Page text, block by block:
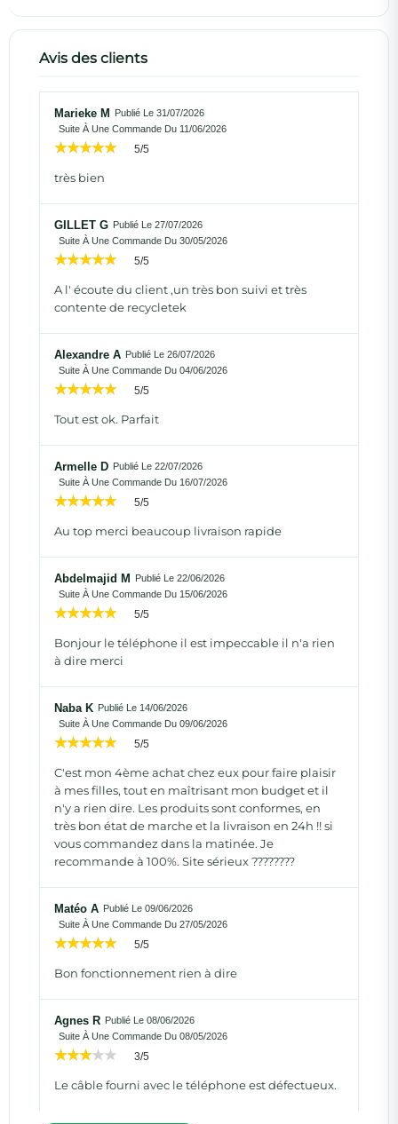
Avis des clients
Marieke M
Publié Le 31/07/2026
Suite À Une Commande Du 11/06/2026
5/5
très bien
GILLET G Publié Le 27/07/2026
Suite À Une Commande Du 30/05/2026
5/5
A l' écoute du client ,un très bon suivi et très
contente de recycletek
Alexandre A Publié Le 26/07/2026
Suite À Une Commande Du 04/06/2026
5/5
Tout est ok. Parfait
Armelle D Publié Le 22/07/2026
Suite À Une Commande Du 16/07/2026
5/5
Au top merci beaucoup livraison rapide
Abdelmajid M
Publié Le 22/06/2026
Suite À Une Commande Du 15/06/2026
5/5
Bonjour le téléphone il est impeccable il n'a rien
à dire merci
Naba K Publié Le 14/06/2026
Suite À Une Commande Du 09/06/2026
5/5
C'est mon 4ème achat chez eux pour faire plaisir
à mes filles, tout en maîtrisant mon budget et il
n'y a rien dire. Les produits sont conformes, en
très bon état de marche et la livraison en 24h !! si
vous commandez dans la matinée. Je
recommande à 100%. Site sérieux ????????
Matéo A Publié Le 09/06/2026
Suite À Une Commande Du 27/05/2026
5/5
Bon fonctionnement rien à dire
Agnes R Publié Le 08/06/2026
Suite À Une Commande Du 08/05/2026
3/5
Le câble fourni avec le téléphone est défectueux.